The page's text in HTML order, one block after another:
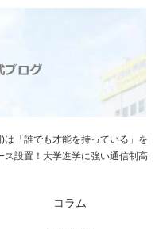
「誰でも才能を持っている」を
ス設置！大学進学に強い通信制高
コラム